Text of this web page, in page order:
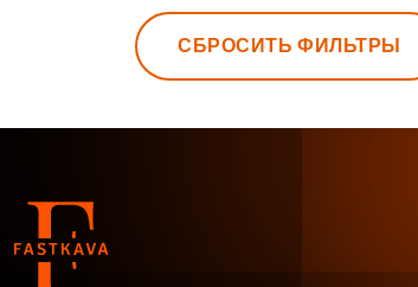
СБРОСИТЬ ФИЛЬТРЫ